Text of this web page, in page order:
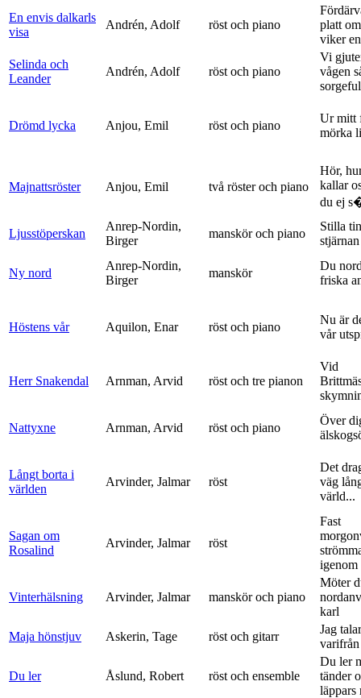
En envis dalkarls
visa
Andrén, Adolf röst och piano
platt
viker
Selinda och
Leander
Andrén, Adolf röst och piano
Vi
vågen
Drömd lycka Anjou, Emil röst och piano
Ur mitt
mörka
Majnattsröster Anjou, Emil två röster och piano
Hör,
kallar
du ej
Ljusstöperskan
Anrep-Nordin,
Birger
manskör och piano
Stilla
stjärnan
Ny nord
Anrep-Nordin,
Birger
manskör
Du
friska
Höstens vår Aquilon, Enar röst och piano
Nu är
vår
Herr Snakendal Arnman, Arvid röst och tre pianon
Vid
Nattyxne Arnman, Arvid röst och piano
Över
Långt borta i
världen
Arvinder, Jalmar röst
Det
väg
värld...
Sagan om
Rosalind
Arvinder, Jalmar röst
Fast
igenom
Vinterhälsning Arvinder, Jalmar manskör och piano
Möter
karl
Maja hönstjuv
Askerin, Tage röst och gitarr
Jag
Du ler Åslund, Robert röst och ensemble
Du ler
tänder
läppars